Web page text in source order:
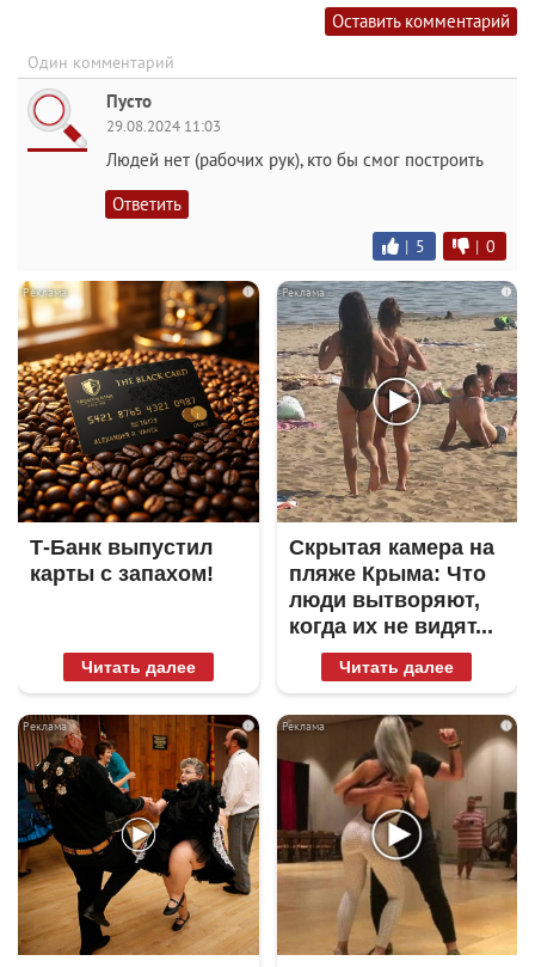
Оставить комментарий
Один комментарий
Пусто
29.08.2024 11:03
Людей нет (рабочих рук), кто бы смог построить
Ответить
| 5 | 0
i
Т-Банк выпустил
карты с запахом!
Читать далее
i
Скрытая камера на
пляже Крыма: Что
люди вытворяют,
когда их не видят...
Читать далее
i i